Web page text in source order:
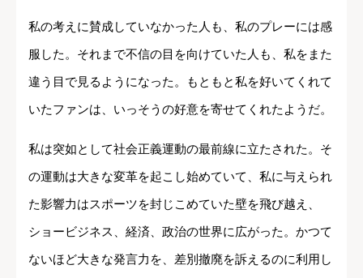
私の考えに賛成していなかった人も、私のプレーには感
服した。それまで不信の目を向けていた人も、私をまた
違う目で見るようになった。もともと私を好いてくれて
いたファンは、いっそうの好意を寄せてくれたようだ。
私は突如として社会正義運動の最前線に立たされた。そ
の運動は大きな変革を起こし始めていて、私に与えられ
た影響力はスポーツを封じこめていた壁を飛び越え、
ショービジネス、経済、政治の世界に広がった。かつて
ないほど大きな発言力を、差別撤廃を訴えるのに利用し